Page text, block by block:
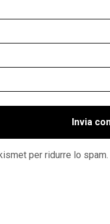
per ridurre lo spam.